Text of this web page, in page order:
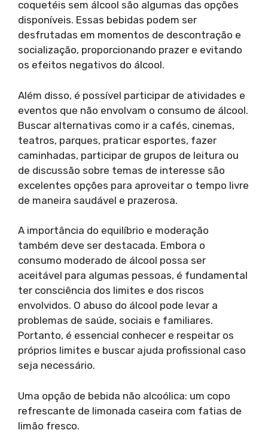
coquetéis sem álcool são algumas das opções
disponíveis. Essas bebidas podem ser
desfrutadas em momentos de descontração e
socialização, proporcionando prazer e evitando
os efeitos negativos do álcool.
Além disso, é possível participar de atividades e
eventos que não envolvam o consumo de álcool.
Buscar alternativas como ir a cafés, cinemas,
teatros, parques, praticar esportes, fazer
caminhadas, participar de grupos de leitura ou
de discussão sobre temas de interesse são
excelentes opções para aproveitar o tempo livre
de maneira saudável e prazerosa.
A importância do equilíbrio e moderação
também deve ser destacada. Embora o
consumo moderado de álcool possa ser
aceitável para algumas pessoas, é fundamental
ter consciência dos limites e dos riscos
envolvidos. O abuso do álcool pode levar a
problemas de saúde, sociais e familiares.
Portanto, é essencial conhecer e respeitar os
próprios limites e buscar ajuda profissional caso
seja necessário.
Uma opção de bebida não alcoólica: um copo
refrescante de limonada caseira com fatias de
limão fresco.